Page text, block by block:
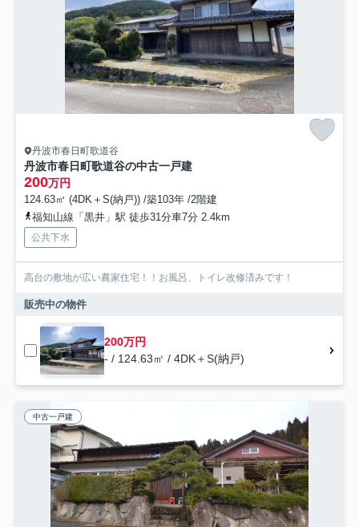
丹波市春日町歌道谷
丹波市春日町歌道谷の中古一戸建
200万円
124.63㎡ (4DK＋S(納戸)) /築103年 /2階建
福知山線「黒井」駅 徒歩31分車7分 2.4km
公共下水
高台の敷地が広い農家住宅！！お風呂、トイレ改修済みです！
販売中の物件
200万円
- / 124.63㎡ / 4DK＋S(納戸)
中古一戸建